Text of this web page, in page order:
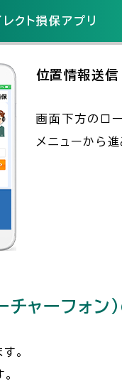
クト損保アプリ
位置情報送信
画面下方のロ
メニューから
チャーフォン
。